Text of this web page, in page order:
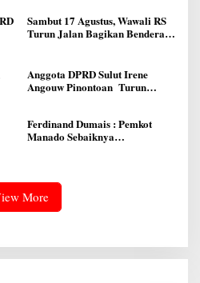
Sambut 17 Agustus, Wawali RS
Turun Jalan Bagikan Bendera
Anggota DPRD Sulut Irene
Angouw Pinontoan Turun
Ferdinand Dumais : Pemkot
Manado Sebaiknya
More